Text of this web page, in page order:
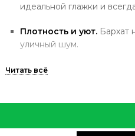
идеальной глажки и
Плотность и уют. Бархат
уличный шум.
Долговечность.